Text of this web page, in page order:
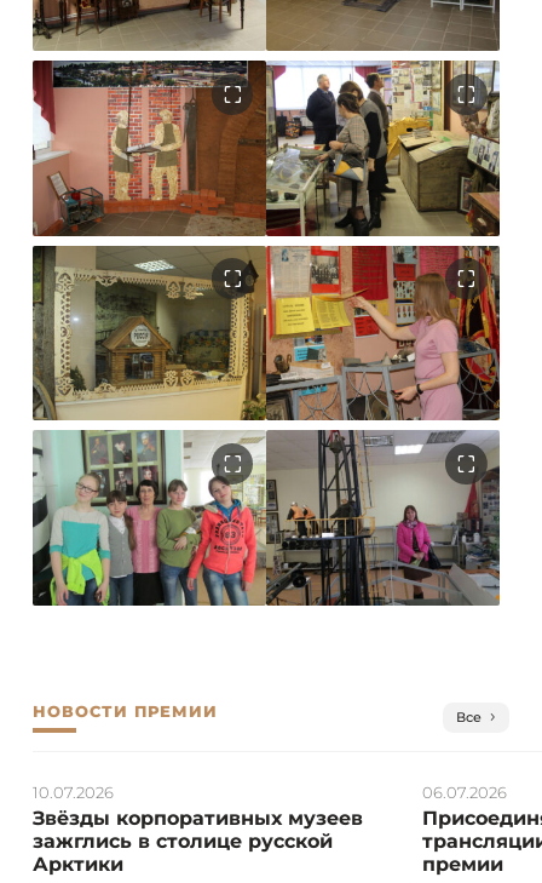
НОВОСТИ ПРЕМИИ Все
Звёзды корпоративных музеев
зажглись в столице русской
Арктики
10.07.2026
премии
06.07.2026